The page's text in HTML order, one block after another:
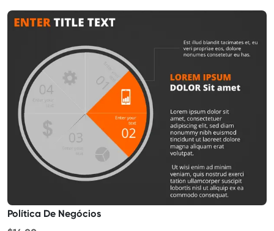
Política De Negócios